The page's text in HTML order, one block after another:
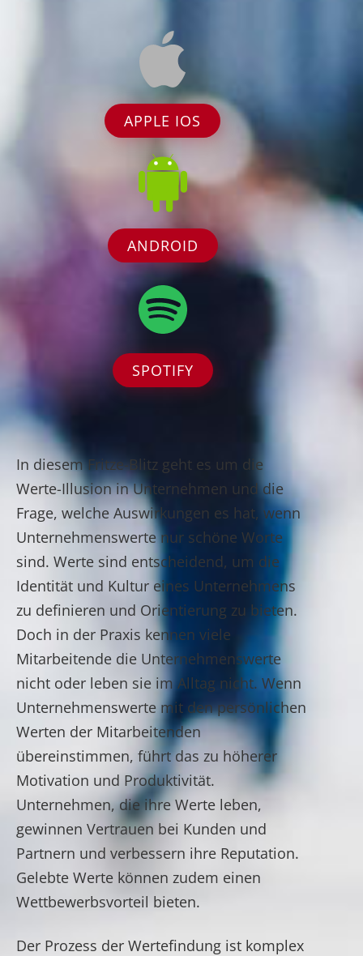
APPLE IOS
ANDROID
SPOTIFY
In diesem Fritze-Blitz geht es um die
Werte-Illusion in Unternehmen und die
Frage, welche Auswirkungen es hat, wenn
Unternehmenswerte nur schöne Worte
sind. Werte sind entscheidend, um die
Identität und Kultur eines Unternehmens
zu definieren und Orientierung zu bieten.
Doch in der Praxis kennen viele
Mitarbeitende die Unternehmenswerte
nicht oder leben sie im Alltag nicht. Wenn
Unternehmenswerte mit den persönlichen
Werten der Mitarbeitenden
übereinstimmen, führt das zu höherer
Motivation und Produktivität.
Unternehmen, die ihre Werte leben,
gewinnen Vertrauen bei Kunden und
Partnern und verbessern ihre Reputation.
Gelebte Werte können zudem einen
Wettbewerbsvorteil bieten.
Der Prozess der Wertefindung ist komplex